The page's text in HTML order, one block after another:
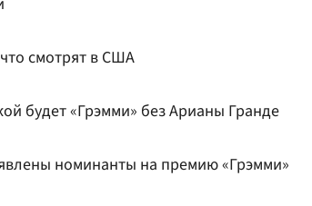
смотрят в США
будет «Грэмми» без Арианы Гранде
номинанты на премию «Грэмми»